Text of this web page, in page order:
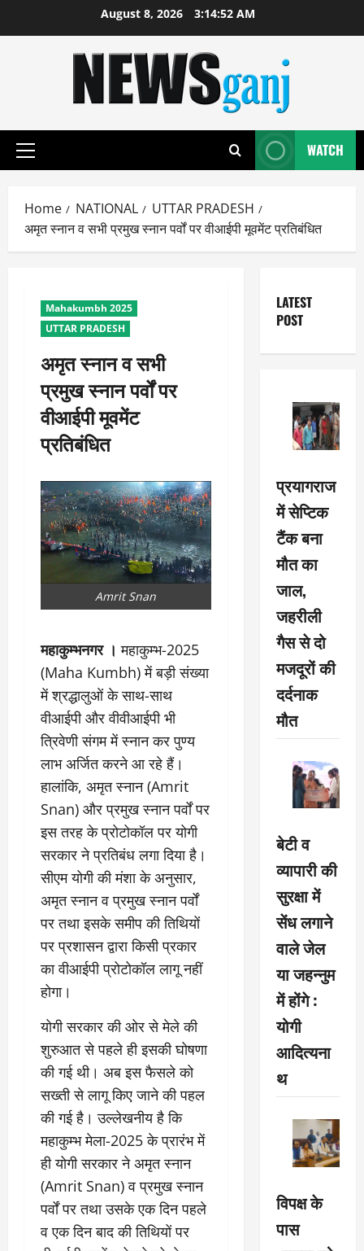
August 8, 2026 3:14:53 AM
Primary
WATCH
Home NATIONAL
UTTAR PRADESH
अमृत स्नान व सभी प्रमुख स्नान पर्वों पर वीआईपी मूवमेंट प्रतिबंधित
Mahakumbh 2025
UTTAR PRADESH
अमृत स्नान व सभी
प्रमुख स्नान पर्वों पर
वीआईपी मूवमेंट
प्रतिबंधित
Amrit Snan
महाकुम्भनगर । महाकुम्भ-2025
(Maha Kumbh) में बड़ी संख्या
में श्रद्धालुओं के साथ-साथ
वीआईपी और वीवीआईपी भी
त्रिवेणी संगम में स्नान कर पुण्य
लाभ अर्जित करने आ रहे हैं।
हालांकि, अमृत स्नान (Amrit
Snan) और प्रमुख स्नान पर्वों पर
इस तरह के प्रोटोकॉल पर योगी
सरकार ने प्रतिबंध लगा दिया है।
सीएम योगी की मंशा के अनुसार,
अमृत स्नान व प्रमुख स्नान पर्वों
पर तथा इसके समीप की तिथियों
पर प्रशासन द्वारा किसी प्रकार
का वीआईपी प्रोटोकॉल लागू नहीं
होगा।
योगी सरकार की ओर से मेले की
शुरुआत से पहले ही इसकी घोषणा
की गई थी। अब इस फैसले को
सख्ती से लागू किए जाने की पहल
की गई है। उल्लेखनीय है कि
महाकुम्भ मेला-2025 के प्रारंभ में
ही योगी सरकार ने अमृत स्नान
(Amrit Snan) व प्रमुख स्नान
पर्वों पर तथा उसके एक दिन पहले
व एक दिन बाद की तिथियों पर
LATEST
POST
प्रयागराज
में सेप्टिक
टैंक बना
मौत का
जाल,
जहरीली
गैस से दो
मजदूरों की
दर्दनाक
मौत
बेटी व
व्यापारी की
सुरक्षा में
सेंध लगाने
वाले जेल
या जहन्नुम
में होंगे :
योगी
आदित्यना
थ
विपक्ष के
पास